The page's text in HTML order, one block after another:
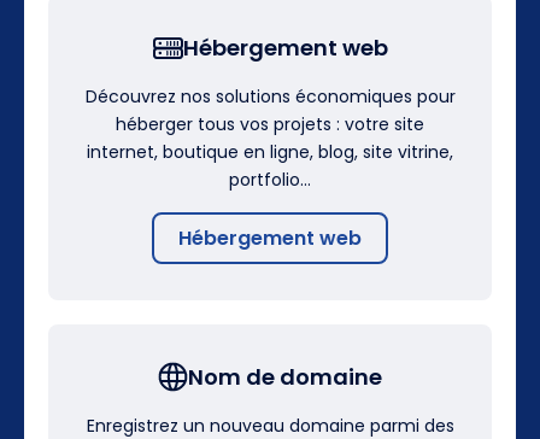
Hébergement web
Découvrez nos solutions économiques pour
héberger tous vos projets : votre site
internet, boutique en ligne, blog, site vitrine,
portfolio…
Hébergement web
Nom de domaine
Enregistrez un nouveau domaine parmi des